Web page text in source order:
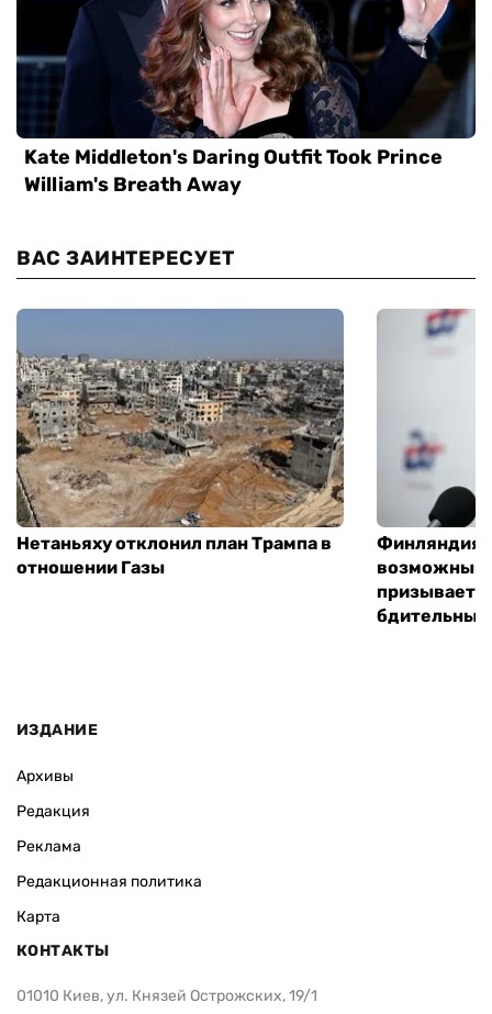
ВАС ЗАИНТЕРЕСУЕТ
Нетаньяху отклонил план Трампа в
отношении Газы
Финляндия
возможным
призывает
ИЗДАНИЕ
Архивы
Редакция
Реклама
Редакционная политика
Карта
КОНТАКТЫ
01010 Киев, ул. Князей Острожских, 19/1